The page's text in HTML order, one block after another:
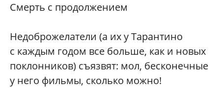
Смерть с продолжением
Недоброжелатели (а их у Тарантино
с каждым годом все больше, как и новых
поклонников) съязвят: мол, бесконечные
у него фильмы, сколько можно!